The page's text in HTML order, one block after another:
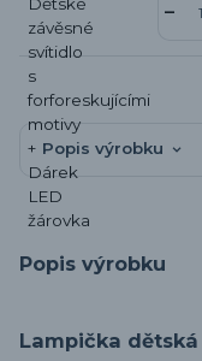
Popis výrobku
Popis výrobku
Lampička dětská